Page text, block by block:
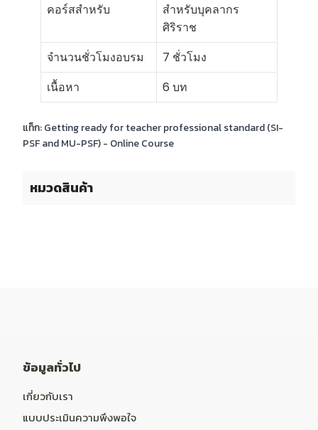
หมวดสินค้า
คอร์สสำหรับ
สำหรับบุคลากร
ศิริราช
จำนวนชั่วโมงอบรม
7 ชั่วโมง
เนื้อหา
6 บท
แท็ก:Getting ready for teacher professional standard (SI-
PSF and MU-PSF) - Online Course
ข้อมูลทั่วไป
เกี่ยวกับเรา
แบบประเมินความพึงพอใจ